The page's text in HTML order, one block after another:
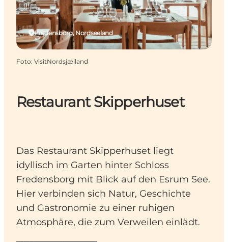
Restaurant Skipperhuset
Das Restaurant Skipperhuset liegt
idyllisch im Garten hinter Schloss
Fredensborg mit Blick auf den Esrum See.
Hier verbinden sich Natur, Geschichte
und Gastronomie zu einer ruhigen
Atmosphäre, die zum Verweilen einlädt.
Fredensborg, Nordseeland
Foto: VisitNordsjælland